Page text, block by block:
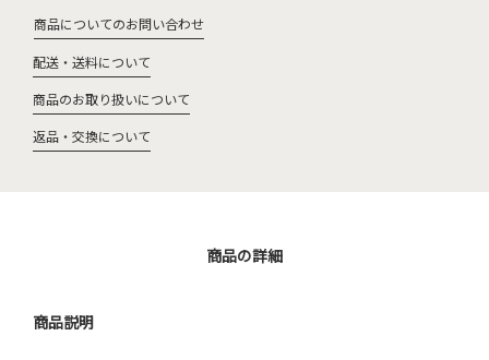
商品についてのお問い合わせ
配送・送料について
商品のお取り扱いについて
返品・交換について
商品の詳細
商品説明